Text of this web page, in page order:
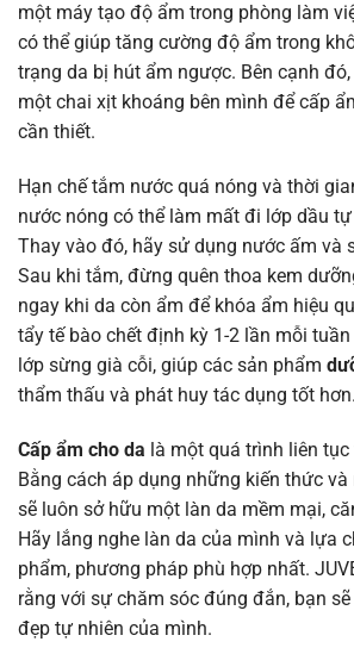
một máy tạo độ ẩm trong phòng làm
có thể giúp tăng cường độ ẩm trong
trạng da bị hút ẩm ngược. Bên cạnh
một chai xịt khoáng bên mình để cấp
cần thiết.
Hạn chế tắm nước quá nóng và thời
nước nóng có thể làm mất đi lớp dầu
Thay vào đó, hãy sử dụng nước ấm và
Sau khi tắm, đừng quên thoa kem
ngay khi da còn ẩm để khóa ẩm hiệu
tẩy tế bào chết định kỳ 1-2 lần mỗi
lớp sừng già cỗi, giúp các sản phẩm
thẩm thấu và phát huy tác dụng tốt hơn.
Cấp ẩm cho da là một quá trình liên
Bằng cách áp dụng những kiến thức và
sẽ luôn sở hữu một làn da mềm mại,
Hãy lắng nghe làn da của mình và lựa
phẩm, phương pháp phù hợp nhất.
rằng với sự chăm sóc đúng đắn, bạn
đẹp tự nhiên của mình.